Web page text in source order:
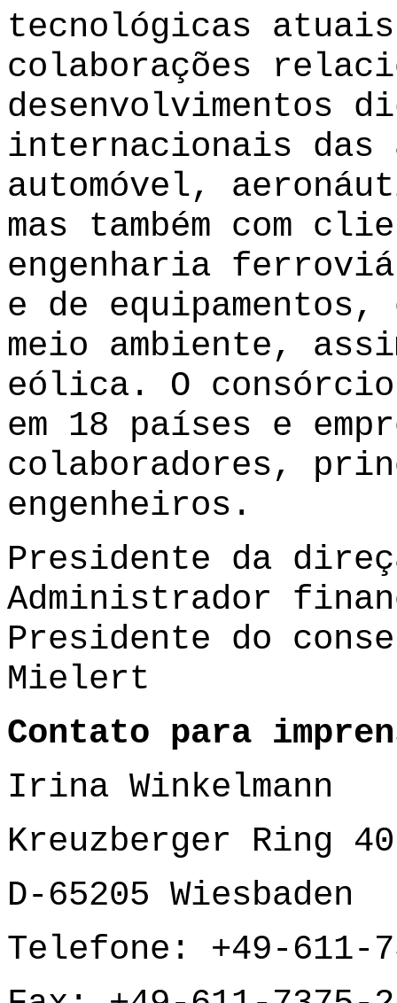
tecnológicas
colaborações
desenvolvimentos
internacionais
automóvel,
mas também com
engenharia
e de equipamentos,
meio ambiente,
eólica. O
em 18 países e
colaboradores,
engenheiros.
Presidente da
Administrador
Presidente do
Mielert
Contato para
Irina Winkelmann
Kreuzberger Ring 40
D-65205 Wiesbaden
Telefone: +49-611-